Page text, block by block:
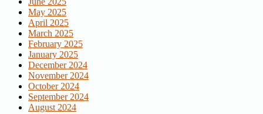
May 2025
April 2025
March 2025
February 2025
January 2025
December 2024
November 2024
October 2024
September 2024
August 2024